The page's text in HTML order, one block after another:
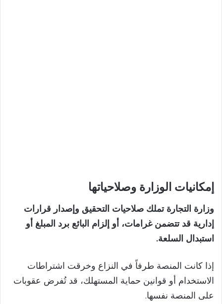
إمكانيات الوزارة وصلاحياتها
وزارة التجارة تملك صلاحيات التحقيق وإصدار قرارات
إدارية قد تتضمن غرامات، أو إلزام البائع برد المبلغ أو
استبدال السلعة.
إذا كانت المنصة طرفاً في النزاع وخرقت اشتراطات
الاستخدام أو قوانين حماية المستهلك، قد تُفرض عقوبات
على المنصة نفسها.